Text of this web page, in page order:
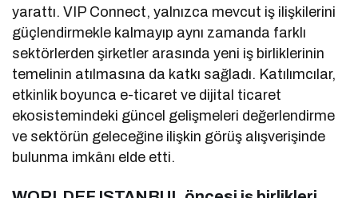
yarattı. VIP Connect, yalnızca mevcut iş ilişkilerini
güçlendirmekle kalmayıp aynı zamanda farklı
sektörlerden şirketler arasında yeni iş birliklerinin
temelinin atılmasına da katkı sağladı. Katılımcılar,
etkinlik boyunca e-ticaret ve dijital ticaret
ekosistemindeki güncel gelişmeleri değerlendirme
ve sektörün geleceğine ilişkin görüş alışverişinde
bulunma imkânı elde etti.